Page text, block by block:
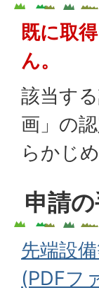
既に取
ん。
該当す
画」の
らかじ
申請
先端設
(PDFフ